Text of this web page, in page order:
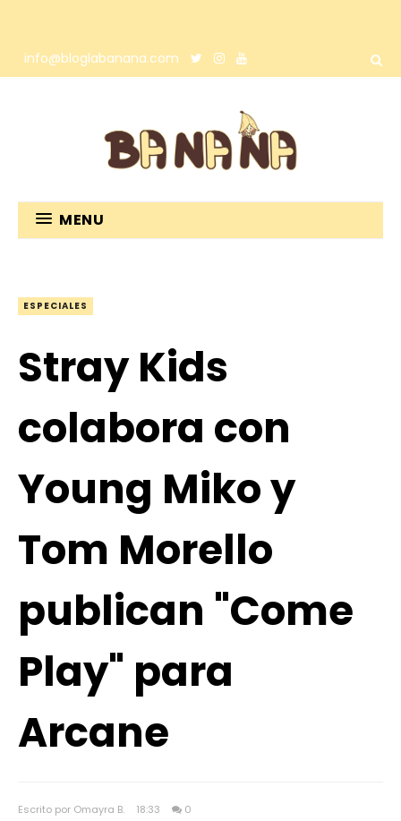
info@bloglabanana.com
MENU
ESPECIALES
Stray Kids
colabora con
Young Miko y
Tom Morello
publican "Come
Play" para
Arcane
Escrito por Omayra B. 18:33 0